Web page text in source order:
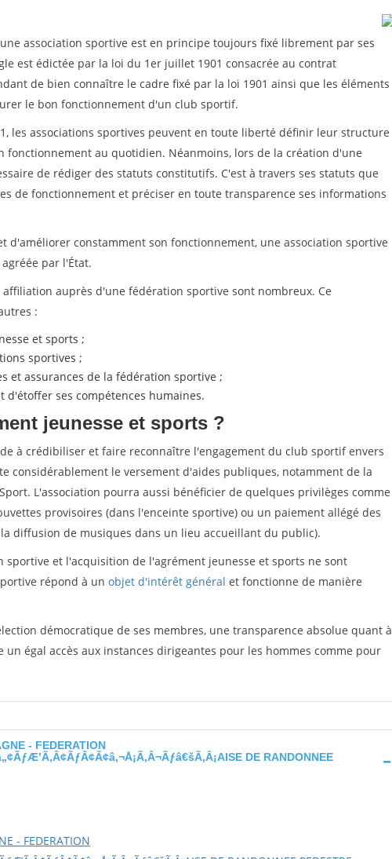
association sportive est en principe toujours fixé librement par ses
est édictée par la loi du 1er juillet 1901 consacrée au contrat
de bien connaître le cadre fixé par la loi 1901 ainsi que les éléments
le bon fonctionnement d'un club sportif.
les associations sportives peuvent en toute liberté définir leur structure
fonctionnement au quotidien. Néanmoins, lors de la création d'une
de rédiger des statuts constitutifs. C'est à travers ses statuts que
de fonctionnement et préciser en toute transparence ses informations
d'améliorer constamment son fonctionnement, une association sportive
par l'État.
affiliation auprès d'une fédération sportive sont nombreux. Ce
:
et sports ;
sportives ;
et assurances de la fédération sportive ;
d'étoffer ses compétences humaines.
jeunesse et sports ?
à crédibiliser et faire reconnaître l'engagement du club sportif envers
considérablement le versement d'aides publiques, notamment de la
L'association pourra aussi bénéficier de quelques privilèges comme
provisoires (dans l'enceinte sportive) ou un paiement allégé des
la diffusion de musiques dans un lieu accueillant du public).
sportive et l'acquisition de l'agrément jeunesse et sports ne sont
répond à un objet d'intérêt général et fonctionne de manière
démocratique de ses membres, une transparence absolue quant à
un égal accès aux instances dirigeantes pour les hommes comme pour
- FEDERATION
DE RANDONNEE
- FEDERATION